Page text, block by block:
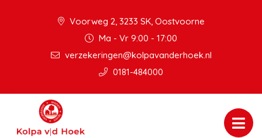
Voorweg 2, 3233 SK, Oostvoorne
Ma - Vr 9:00 - 17:00
verzekeringen@kolpavanderhoek.nl
0181-484000